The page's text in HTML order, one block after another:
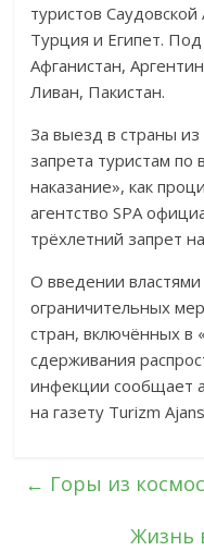
туристов
Турция и Египет.
Афганистан,
Ливан, Пакистан.
За выезд в страны
запрета туристам по
наказание», как
агентство SPA
трёхлетний запрет
О введении
ограничительных
стран, включённых в
сдерживания
инфекции сообщает
на газету Turizm
← Горы из
Жизнь